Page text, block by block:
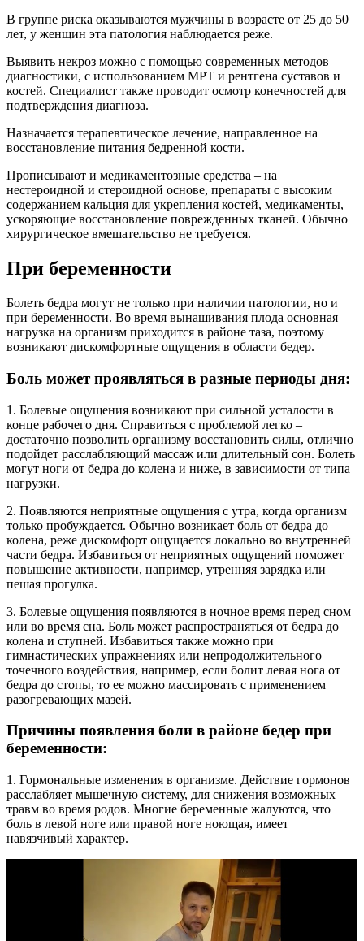
В группе риска оказываются мужчины в возрасте от 25 до 50
лет, у женщин эта патология наблюдается реже.
Выявить некроз можно с помощью современных методов
диагностики, с использованием МРТ и рентгена суставов и
костей. Специалист также проводит осмотр конечностей для
подтверждения диагноза.
Назначается терапевтическое лечение, направленное на
восстановление питания бедренной кости.
Прописывают и медикаментозные средства – на
нестероидной и стероидной основе, препараты с высоким
содержанием кальция для укрепления костей, медикаменты,
ускоряющие восстановление поврежденных тканей. Обычно
хирургическое вмешательство не требуется.
При беременности
Болеть бедра могут не только при наличии патологии, но и
при беременности. Во время вынашивания плода основная
нагрузка на организм приходится в районе таза, поэтому
возникают дискомфортные ощущения в области бедер.
Боль может проявляться в разные периоды дня:
1. Болевые ощущения возникают при сильной усталости в
конце рабочего дня. Справиться с проблемой легко –
достаточно позволить организму восстановить силы, отлично
подойдет расслабляющий массаж или длительный сон. Болеть
могут ноги от бедра до колена и ниже, в зависимости от типа
нагрузки.
2. Появляются неприятные ощущения с утра, когда организм
только пробуждается. Обычно возникает боль от бедра до
колена, реже дискомфорт ощущается локально во внутренней
части бедра. Избавиться от неприятных ощущений поможет
повышение активности, например, утренняя зарядка или
пешая прогулка.
3. Болевые ощущения появляются в ночное время перед сном
или во время сна. Боль может распространяться от бедра до
колена и ступней. Избавиться также можно при
гимнастических упражнениях или непродолжительного
точечного воздействия, например, если болит левая нога от
бедра до стопы, то ее можно массировать с применением
разогревающих мазей.
Причины появления боли в районе бедер при
беременности:
1. Гормональные изменения в организме. Действие гормонов
расслабляет мышечную систему, для снижения возможных
травм во время родов. Многие беременные жалуются, что
боль в левой ноге или правой ноге ноющая, имеет
навязчивый характер.